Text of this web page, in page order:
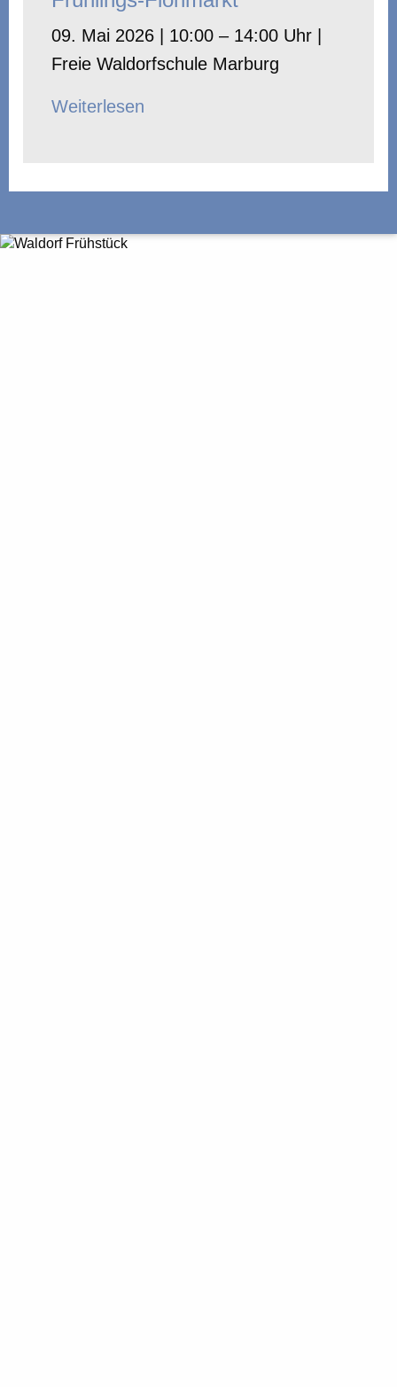
09. Mai 2026 | 10:00 – 14:00 Uhr |
Freie Waldorfschule Marburg
Weiterlesen